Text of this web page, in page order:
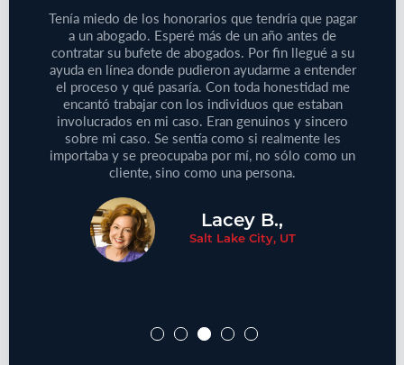
Tenía miedo de los honorarios que tendría que pagar
a un abogado. Esperé más de un año antes de
contratar su bufete de abogados. Por fin llegué a su
ayuda en línea donde pudieron ayudarme a entender
el proceso y qué pasaría. Con toda honestidad me
encantó trabajar con los individuos que estaban
involucrados en mi caso. Eran genuinos y sincero
sobre mi caso. Se sentía como si realmente les
importaba y se preocupaba por mí, no sólo como un
cliente, sino como una persona.
Lacey B.,
Salt Lake City, UT